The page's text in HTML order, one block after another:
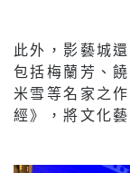
此外，影藝城
包括梅蘭芳、
米雪等名家之
經》，將文化